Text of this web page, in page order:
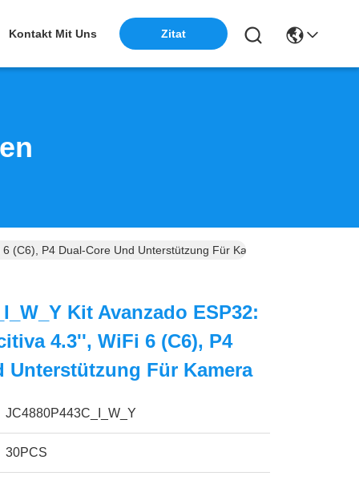
Kontakt Mit Uns Zitat
(C6), P4 Dual-Core Und Unterstützung Für Kamera
Kit Avanzado ESP32:
4.3'', WiFi 6 (C6), P4
Unterstützung Für Kamera
JC4880P443C_I_W_Y
30PCS